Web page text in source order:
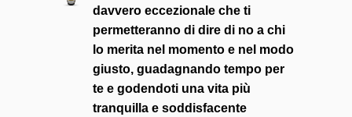
davvero eccezionale che ti
permetteranno di dire di no a chi
lo merita nel momento e nel modo
giusto, guadagnando tempo per
te e godendoti una vita più
tranquilla e soddisfacente